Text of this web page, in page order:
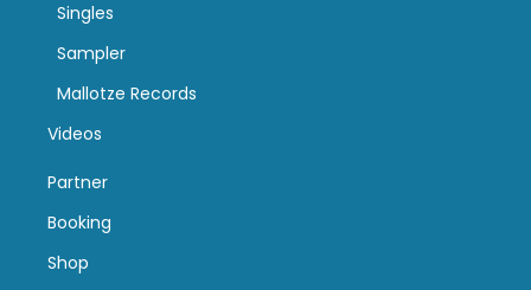
Singles
Sampler
Mallotze Records
Videos
Partner
Booking
Shop